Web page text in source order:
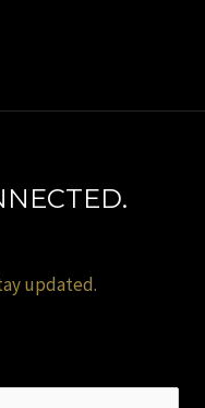
updated.